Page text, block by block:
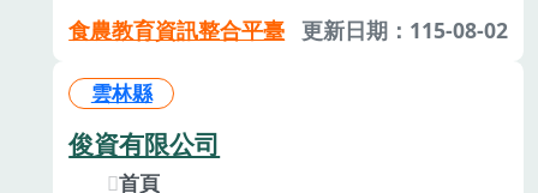
食農教育資訊整合平臺 更新日期：115-08-02
雲林縣
俊資有限公司
首頁